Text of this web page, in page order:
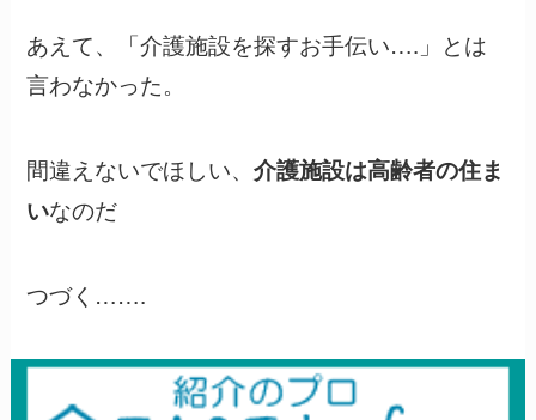
あえて、「介護施設を探すお手伝い….」とは
言わなかった。
間違えないでほしい、介護施設は高齢者の住ま
いなのだ
つづく…….